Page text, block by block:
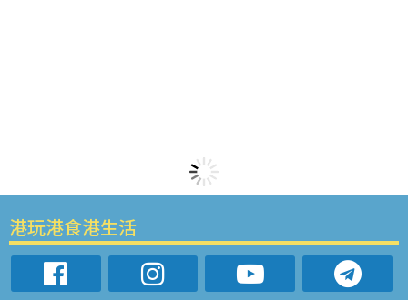
港玩港食港生活